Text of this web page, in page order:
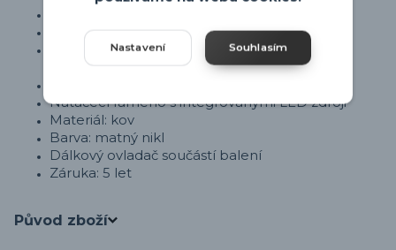
Svítivost: až 3200 lm
Barevná teplota: 2700–6000K (plynule
nastavitelná)
Natáčecí rameno s integrovanými LED zdroji
Materiál: kov
Barva: matný nikl
Dálkový ovladač součástí balení
Záruka: 5 let
Původ zboží
Nastavení Souhlasím